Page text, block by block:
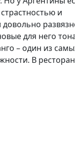
и
для него
– один из
В